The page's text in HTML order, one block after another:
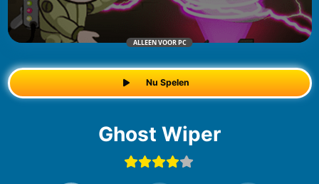
ALLEEN VOOR PC
Nu Spelen
Ghost Wiper